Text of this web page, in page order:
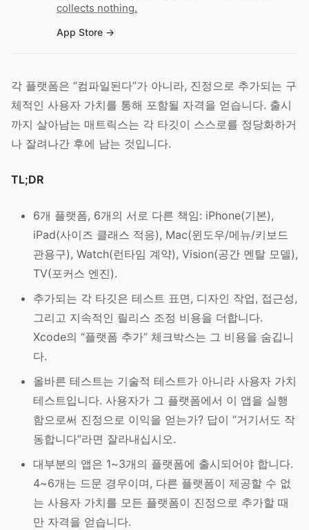
collects nothing.
App Store
각 플랫폼은 “컴파일된다”가 아니라, 진정으로 추가되는 구
체적인 사용자 가치를 통해 포함될 자격을 얻습니다. 출시
까지 살아남는 매트릭스는 각 타깃이 스스로를 정당화하거
나 잘려나간 후에 남는 것입니다.
TL;DR
6개 플랫폼, 6개의 서로 다른 책임: iPhone(기본),
iPad(사이즈 클래스 적응), Mac(윈도우/메뉴/키보드
관용구), Watch(런타임 계약), Vision(공간 멘탈 모델),
TV(포커스 엔진).
추가되는 각 타깃은 테스트 표면, 디자인 작업, 접근성,
그리고 지속적인 릴리스 조정 비용을 더합니다.
Xcode의 “플랫폼 추가” 체크박스는 그 비용을 숨깁니
다.
올바른 테스트는 기술적 테스트가 아니라 사용자 가치
테스트입니다. 사용자가 그 플랫폼에서 이 앱을 실행
함으로써 진정으로 이익을 얻는가? 답이 “거기서도 작
동합니다”라면 잘라내십시오.
대부분의 앱은 1~3개의 플랫폼에 출시되어야 합니다.
4~6개는 드문 경우이며, 다른 플랫폼이 제공할 수 없
는 사용자 가치를 모든 플랫폼이 진정으로 추가할 때
만 자격을 얻습니다.